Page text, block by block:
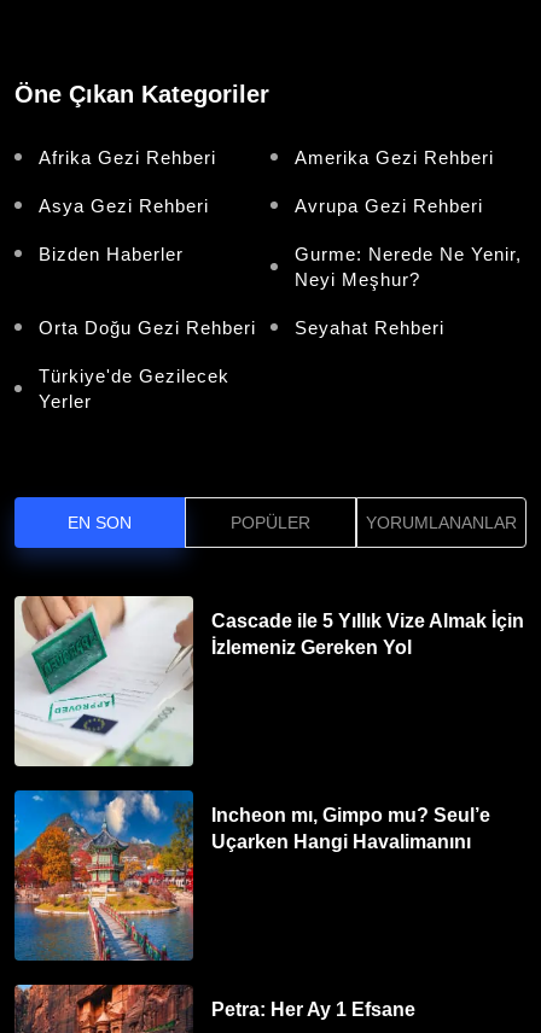
Öne Çıkan Kategoriler
Afrika Gezi Rehberi Amerika Gezi Rehberi
Asya Gezi Rehberi Avrupa Gezi Rehberi
Bizden Haberler
Gurme: Nerede Ne Yenir,
Neyi Meşhur?
Orta Doğu Gezi Rehberi Seyahat Rehberi
Türkiye'de Gezilecek
Yerler
EN SON POPÜLER YORUMLANANLAR
Cascade ile 5 Yıllık Vize Almak İçin
İzlemeniz Gereken Yol
Incheon mı, Gimpo mu? Seul’e
Uçarken Hangi Havalimanını
Petra: Her Ay 1 Efsane